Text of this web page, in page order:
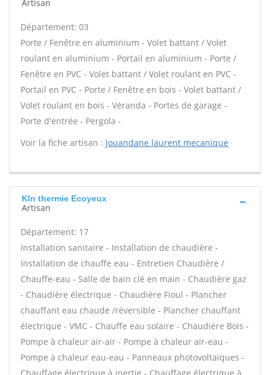
Artisan
Département: 03
Porte / Fenêtre en aluminium - Volet battant / Volet
roulant en aluminium - Portail en aluminium - Porte /
Fenêtre en PVC - Volet battant / Volet roulant en PVC -
Portail en PVC - Porte / Fenêtre en bois - Volet battant /
Volet roulant en bois - Véranda - Portes de garage -
Porte d'entrée - Pergola -
Voir la fiche artisan : Jouandane laurent mecanique
Kln thermie Ecoyeux
Artisan
Département: 17
Installation sanitaire - Installation de chaudière -
Installation de chauffe eau - Entretien Chaudière /
Chauffe-eau - Salle de bain clé en main - Chaudière gaz
- Chaudière électrique - Chaudière Fioul - Plancher
chauffant eau chaude /réversible - Plancher chauffant
électrique - VMC - Chauffe eau solaire - Chaudière Bois -
Pompe à chaleur air-air - Pompe à chaleur air-eau -
Pompe à chaleur eau-eau - Panneaux photovoltaïques -